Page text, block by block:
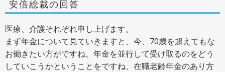
安倍総裁の回答
医療、介護それぞれ申し上げます。
まず年金について見ていきますと、今、70歳を超えてもな
お働きたい方がですね、年金を並行して受け取るのをどう
していこうかということをですね、在職老齢年金のあり方